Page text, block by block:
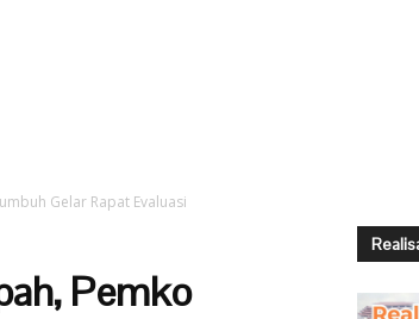
Gelar Rapat Evaluasi
Pemko